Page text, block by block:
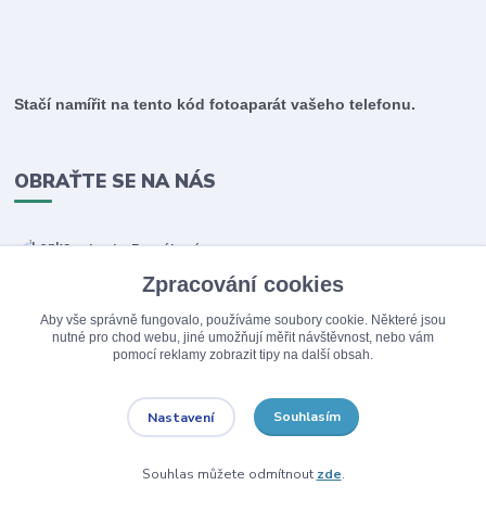
Stačí namířit na tento kód fotoaparát vašeho telefonu.
OBRAŤTE SE NA NÁS
Lenka Bernátová
9:00 - 19:00 hod.
info@zabavditeshop.cz
Upravit sběr cookies.
Zpracování cookies
Aby vše správně fungovalo, používáme soubory cookie. Některé jsou
nutné pro chod webu, jiné umožňují měřit návštěvnost, nebo vám
pomocí reklamy zobrazit tipy na další obsah.
Nastavení Souhlasím
Souhlas můžete odmítnout zde.